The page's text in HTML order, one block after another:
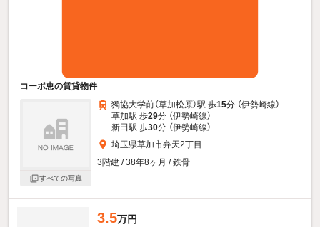
コーポ恵の賃貸物件
すべての写真
獨協大学前（草加松原）駅 歩15分 （伊勢崎線）
草加駅 歩29分 （伊勢崎線）
新田駅 歩30分 （伊勢崎線）
埼玉県草加市弁天2丁目
3階建 / 38年8ヶ月 / 鉄骨
3.5万円